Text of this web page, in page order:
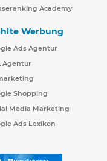
Academy
Werbung
Ads Agentur
Agentur
Shopping
Media Marketing
Ads Lexikon